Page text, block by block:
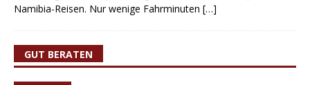
Namibia-Reisen. Nur wenige Fahrminuten […]
GUT BERATEN